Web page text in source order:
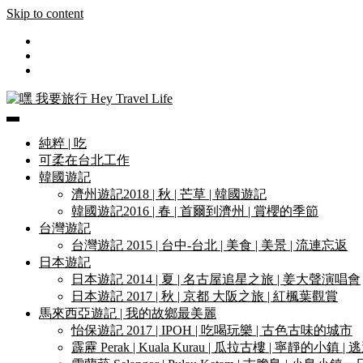
Skip to content
嘿 我要旅行 Hey Travel Life
純粹 | 吃
可柔在台北工作
韓國遊記
濟州遊記2018 | 秋 | 芒草 | 韓國遊記
韓國遊記2016 | 春 | 首爾到濟州 | 賞櫻的季節
台灣遊記
台灣遊記 2015 | 台中-台北 | 美食 | 美景 | 流連忘返
日本遊記
日本遊記 2014 | 夏 | 名古屋追星之旅 | 姜大聲演唱會
日本遊記 2017 | 秋 | 京都 大阪之旅 | 紅楓葉觀賞
馬來西亞遊記 | 我的故鄉最美麗
怡保遊記 2017 | IPOH | 吃喝玩樂 | 古色古味的城市
霹靂 Perak | Kuala Kurau | 瓜拉古樓 | 寧靜的小鎮 |